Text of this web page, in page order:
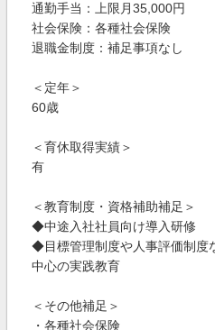
通勤手当：上限月35,000円
社会保険：各種社会保険
退職金制度：補足事項なし
＜定年＞
60歳
＜育休取得実績＞
有
＜教育制度・資格補助補足＞
◆中途入社社員向け導入研修
◆目標管理制度や人事評価制度
中心の実践教育
＜その他補足＞
・各種社会保険